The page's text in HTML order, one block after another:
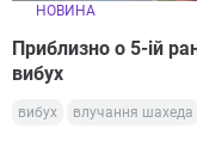
НОВИНА
Приблизно о 5-ій
вибух
вибух влучання шахеда